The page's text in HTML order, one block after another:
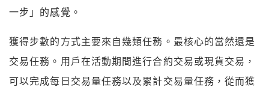
一步」的感覺。
獲得步數的方式主要來自幾類任務。最核心的當然還是
交易任務。用戶在活動期間進行合約交易或現貨交易，
可以完成每日交易量任務以及累計交易量任務，從而獲